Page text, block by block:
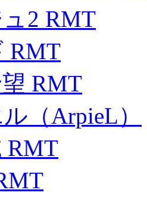
2 RMT
RMT
RMT
（ArpieL）
RMT